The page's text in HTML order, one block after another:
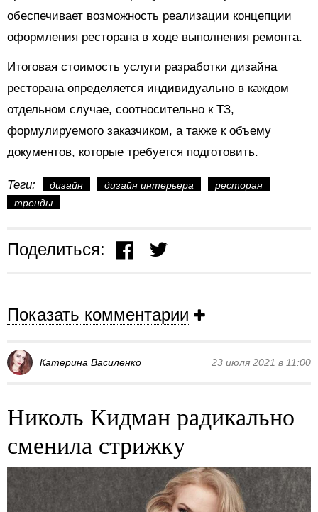
обеспечивает возможность реализации концепции
оформления ресторана в ходе выполнения ремонта.
Итоговая стоимость услуги разработки дизайна
ресторана определяется индивидуально в каждом
отдельном случае, соотносительно к ТЗ,
формулируемого заказчиком, а также к объему
документов, которые требуется подготовить.
Теги: дизайн дизайн интерьера
ресторан
тренды
Поделиться:
Показать комментарии
Катерина Василенко 23 июля 2021 в 11:00
Николь Кидман радикально
сменила стрижку